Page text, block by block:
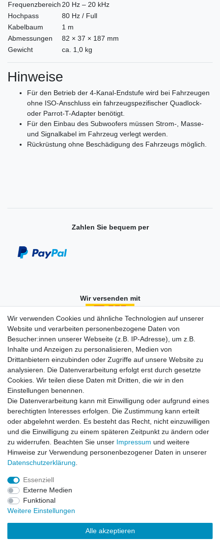
Frequenzbereich20 Hz – 20 kHz
Hochpass
80 Hz / Full
Kabelbaum
1 m
Abmessungen
82 × 37 × 187 mm
Gewicht
ca. 1,0 kg
Hinweise
Für den Betrieb der 4-Kanal-Endstufe wird bei Fahrzeugen
ohne ISO-Anschluss ein fahrzeugspezifischer Quadlock-
oder Parrot-T-Adapter benötigt.
Für den Einbau des Subwoofers müssen Strom-, Masse-
und Signalkabel im Fahrzeug verlegt werden.
Rückrüstung ohne Beschädigung des Fahrzeugs möglich.
Zahlen Sie bequem per
Wir versenden mit
Einkaufen
Zahlungsarten
Versandarten & -kosten
Widerrufsrecht
Warenkorb
Zur Kasse
Vertrag widerrufen
Mein Konto
Registrieren
Unternehmen
Kontakt
Wir verwenden Cookies und ähnliche Technologien auf unserer
Website und verarbeiten personenbezogene Daten von
Besucher:innen unserer Webseite (z.B. IP-Adresse), um z.B.
Inhalte und Anzeigen zu personalisieren, Medien von
Drittanbietern einzubinden oder Zugriffe auf unsere Website zu
analysieren. Die Datenverarbeitung erfolgt erst durch gesetzte
Cookies. Wir teilen diese Daten mit Dritten, die wir in den
Einstellungen benennen.
Die Datenverarbeitung kann mit Einwilligung oder aufgrund eines
berechtigten Interesses erfolgen. Die Zustimmung kann erteilt
oder abgelehnt werden. Es besteht das Recht, nicht einzuwilligen
und die Einwilligung zu einem späteren Zeitpunkt zu ändern oder
zu widerrufen. Beachten Sie unser Impressum und weitere
Hinweise zur Verwendung personenbezogener Daten in unserer
Daten­schutz­erklärung
Essenziell
Externe Medien
Funktional
Weitere Einstellungen
Alle akzeptieren